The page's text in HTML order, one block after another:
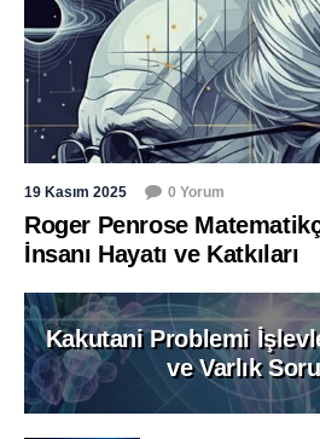
19 Kasım 2025 0 Yorum
Roger Penrose
İnsanı Hayatı ve Katkıları
Kakutani Problemi
ve Varlık